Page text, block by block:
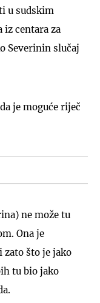
u sudskim
iz centara za
Severinin slučaj
je moguće riječ
ne može tu
Ona je
što je jako
tu bio jako